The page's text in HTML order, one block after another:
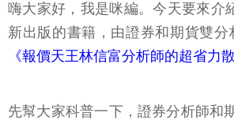
嗨大家好，我是咪編。今天要來介
新出版的書籍，由證券和期貨雙分
《報價天王林信富分析師的超省力
先幫大家科普一下，證券分析師和